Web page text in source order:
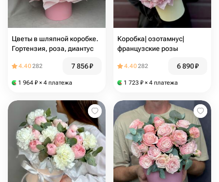
Цветы в шляпной коробке.
Гортензия, роза, диантус
4.40282 7 856₽
1 964 ₽ × 4 платежа
Коробка| озотамнус|
французские розы
4.40282 6 890₽
1 723 ₽ × 4 платежа